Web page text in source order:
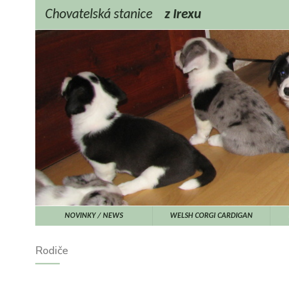
Chovatelská stanice z Irexu
NOVINKY / NEWS WELSH CORGI CARDIGAN
Rodiče